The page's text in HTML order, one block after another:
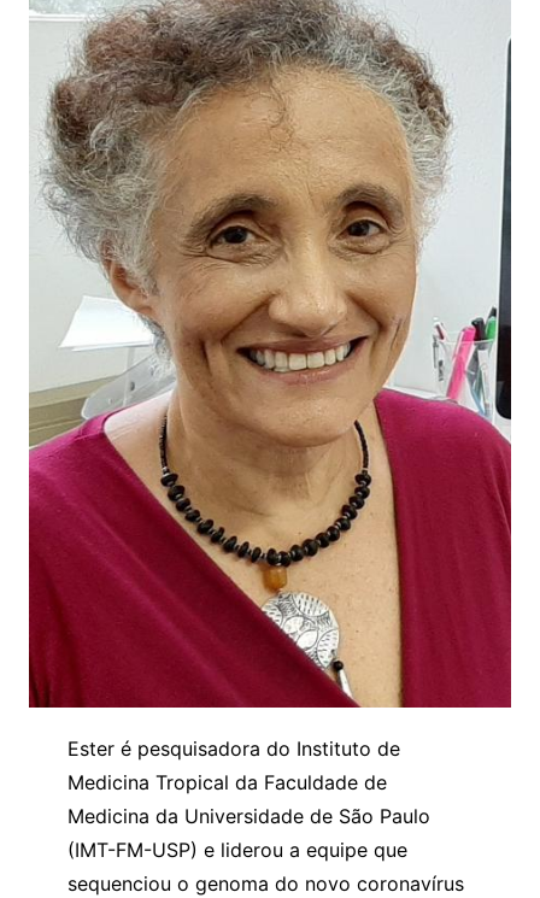
Ester é pesquisadora do Instituto de
Medicina Tropical da Faculdade de
Medicina da Universidade de São Paulo
(IMT-FM-USP) e liderou a equipe que
sequenciou o genoma do novo coronavírus